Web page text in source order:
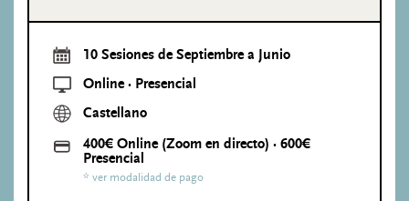
10 Sesiones de Septiembre a Junio
Online · Presencial
Castellano
400€ Online (Zoom en directo) · 600€
Presencial
* ver modalidad de pago